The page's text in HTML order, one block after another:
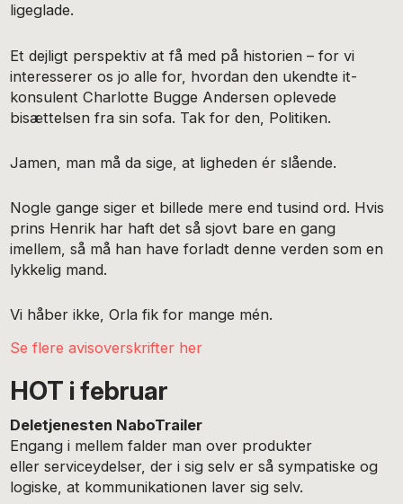
ligeglade.
Et dejligt perspektiv at få med på historien – for vi
interesserer os jo alle for, hvordan den ukendte it-
konsulent Charlotte Bugge Andersen oplevede
bisættelsen fra sin sofa. Tak for den, Politiken.
Jamen, man må da sige, at ligheden ér slående.
Nogle gange siger et billede mere end tusind ord. Hvis
prins Henrik har haft det så sjovt bare en gang
imellem, så må han have forladt denne verden som en
lykkelig mand.
Vi håber ikke, Orla fik for mange mén.
Se flere avisoverskrifter her
HOT i februar
Deletjenesten NaboTrailer
Engang i mellem falder man over produkter
eller serviceydelser, der i sig selv er så sympatiske og
logiske, at kommunikationen laver sig selv.